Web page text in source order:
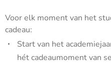
Voor elk moment van het
cadeau:
Start van het
hét cadeaumoment van